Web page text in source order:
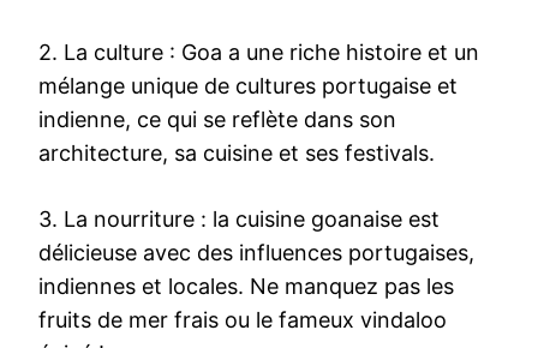
2. La culture : Goa a une riche histoire et un
mélange unique de cultures portugaise et
indienne, ce qui se reflète dans son
architecture, sa cuisine et ses festivals.
3. La nourriture : la cuisine goanaise est
délicieuse avec des influences portugaises,
indiennes et locales. Ne manquez pas les
fruits de mer frais ou le fameux vindaloo